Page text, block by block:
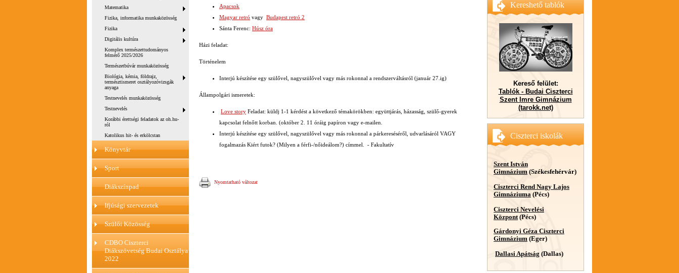
Matematika
Fizika, informatika munkaközösség
Fizika
Digitális kultúra
Komplex természettudományos
felmérő 2025/2026
Természetbúvár munkaközösség
Biológia, kémia, földrajz,
természtismeret osztályozóvizsgák
anyaga
Testnevelés munkaközösség
Testnevelés
Korábbi érettségi feladatok az oh.hu-
ról
Katolikus hit- és erkölcstan
Könyvtár
Sport
Diákszínpad
Ifjúsági szervezetek
Szülői Közösség
CDBO Ciszterci
Diákszövetség Budai Osztálya
2022
Apacsok
Magyar retró vagy Budapest retró 2
Sánta Ferenc: Húsz óra
Házi feladat:
Történelem
Interjú készítése egy szülővel, nagyszülővel vagy más rokonnal a rendszerváltásról (január 27.ig)
Állampolgári ismeretek:
Love story Feladat: küldj 1-1 kérdést a következő témakörökben: együttjárás, házasság, szülő-gyerek
kapcsolat felnőtt korban. (október 2. 11 óráig papíron vagy e-mailen.
Interjú készítése egy szülővel, nagyszülővel vagy más rokonnal a párkereséséről, udvarlásáról VAGY
fogalmazás Kiért futok? (Milyen a férfi-/nőideálom?) címmel. - Fakultatív
Nyomtatható változat
Kereshető tablók
Kereső felület:
Tablók - Budai Ciszterci
Szent Imre Gimnázium
(tarokk.net)
Ciszterci iskolák
Szent István
Gimnázium (Székesfehérvár)
Ciszterci Rend Nagy Lajos
Gimnáziuma (Pécs)
Ciszterci Nevelési
Központ(Pécs)
Gárdonyi Géza Ciszterci
Gimnázium (Eger)
Dallasi Apátság (Dallas)